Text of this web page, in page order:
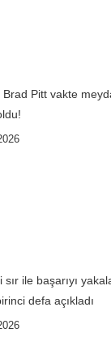
Brad Pitt vakte
ile başarıyı
defa açıkladı